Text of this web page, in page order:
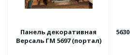
Панель декоративная
Версаль ГМ 5697 (портал)